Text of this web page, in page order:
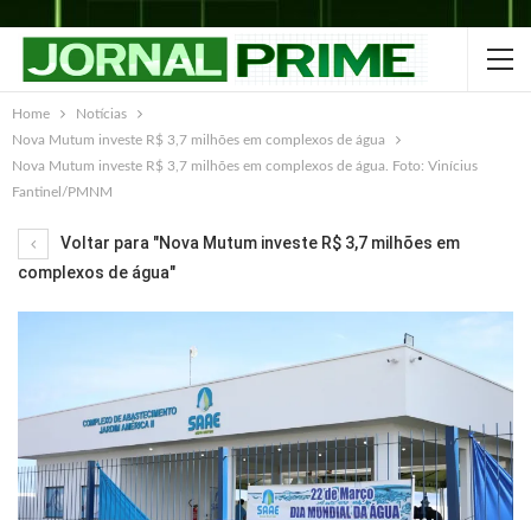
Home
Notícias
Nova Mutum investe R$ 3,7 milhões em complexos de água
Nova Mutum investe R$ 3,7 milhões em complexos de água. Foto: Vinícius
Fantinel/PMNM
Voltar para "Nova Mutum investe R$ 3,7 milhões em
complexos de água"